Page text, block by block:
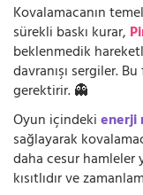
Kovalamacanın
sürekli baskı kurar,
beklenmedik
davranışı sergiler.
gerektirir. 👻
Oyun içindekienerji
sağlayarak
daha cesur
kısıtlıdır ve